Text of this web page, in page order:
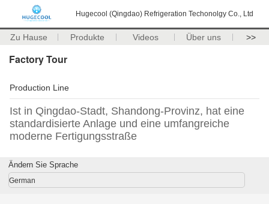
Hugecool (Qingdao) Refrigeration Techonolgy Co., Ltd
Zu Hause Produkte Videos Über uns >>
Factory Tour
Production Line
Ist in Qingdao-Stadt, Shandong-Provinz, hat eine
standardisierte Anlage und eine umfangreiche
moderne Fertigungsstraße
Ändern Sie Sprache
German